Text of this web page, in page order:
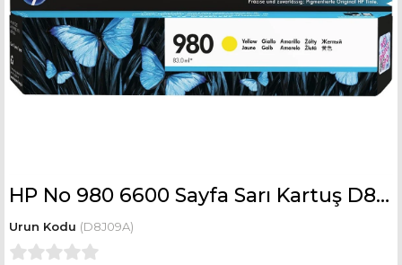
HP No 980 6600 Sayfa Sarı Kartuş D8J09A
(D8J09A)